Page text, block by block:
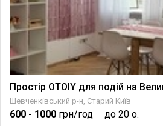
Простір OTOIY для подій на
Шевченківський р-н, Старий Київ
600 - 1000 грн/год до 20 о.